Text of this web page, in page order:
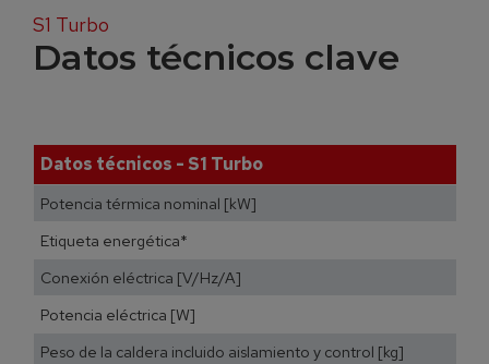
S1 Turbo
Datos técnicos clave
Datos técnicos - S1 Turbo
Potencia térmica nominal [kW]
Etiqueta energética*
Conexión eléctrica [V/Hz/A]
Potencia eléctrica [W]
Peso de la caldera incluido aislamiento y control [kg]